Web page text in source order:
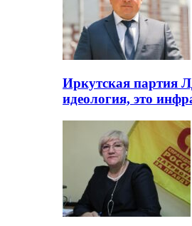
Иркутская партия
идеология, это